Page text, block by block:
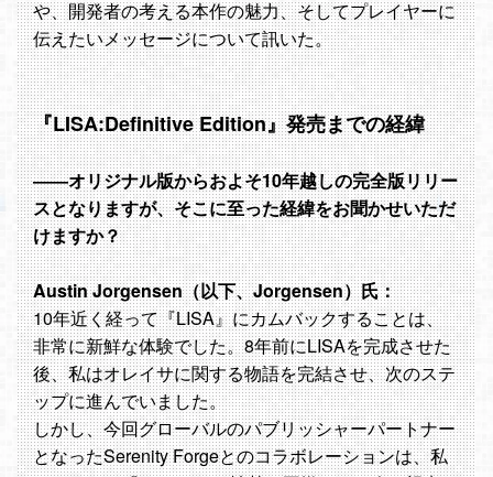
や、開発者の考える本作の魅力、そしてプレイヤーに
伝えたいメッセージについて訊いた。
『LISA:Definitive Edition』発売までの経緯
――オリジナル版からおよそ10年越しの完全版リリー
スとなりますが、そこに至った経緯をお聞かせいただ
けますか？
Austin Jorgensen（以下、Jorgensen）氏：
10年近く経って『LISA』にカムバックすることは、
非常に新鮮な体験でした。8年前にLISAを完成させた
後、私はオレイサに関する物語を完結させ、次のステ
ップに進んでいました。
しかし、今回グローバルのパブリッシャーパートナー
となったSerenity Forgeとのコラボレーションは、私